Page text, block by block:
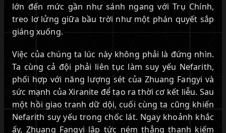
lớn đến mức gần như sánh ngang với Trụ Chính,
treo lơ lửng giữa bầu trời như một phán quyết sắp
giáng xuống.
Việc của chúng ta lúc này không phải là đứng nhìn.
Ta cùng cả đội phải liên tục làm suy yếu Nefarith,
phối hợp với năng lượng sét của Zhuang Fangyi và
sức mạnh của Xiranite để tạo ra thời cơ kết liễu. Sau
một hồi giao tranh dữ dội, cuối cùng ta cũng khiến
Nefarith suy yếu trong chốc lát. Ngay khoảnh khắc
ấy, Zhuang Fangyi lập tức ném thẳng thanh kiếm